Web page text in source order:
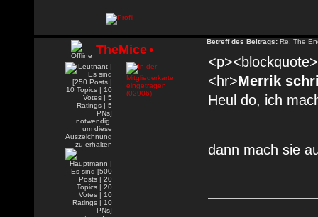
TheMice•
Betreff des Beitrags: Re: The
<hr>Merrik
Heul do, ich
dann mach sie